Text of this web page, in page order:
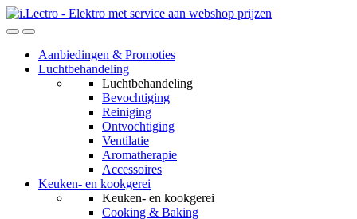
Skip
to
Skip
to
Aanbiedingen & Promoties
Luchtbehandeling
Luchtbehandeling
Bevochtiging
Reiniging
Ontvochtiging
Ventilatie
Aromatherapie
Accessoires
Keuken- en kookgerei
Keuken- en kookgerei
Cooking & Baking